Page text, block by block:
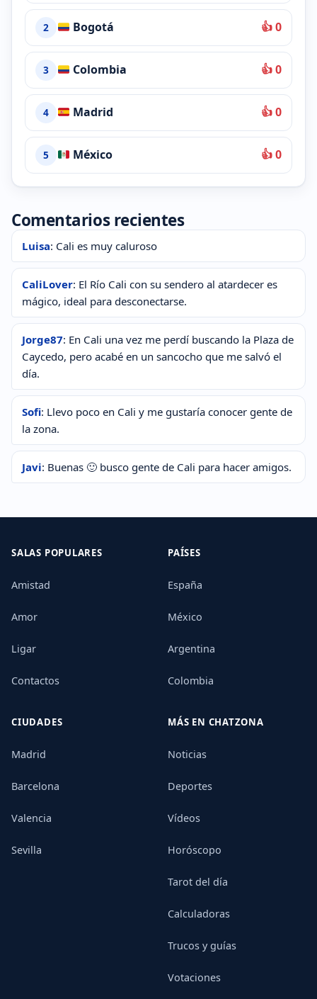
2 Bogotá 👍 0
3 Colombia 👍 0
4 Madrid 👍 0
5 México 👍 0
Comentarios recientes
Luisa: Cali es muy caluroso
CaliLover: El Río Cali con su sendero al atardecer es
mágico, ideal para desconectarse.
Jorge87: En Cali una vez me perdí buscando la Plaza de
Caycedo, pero acabé en un sancocho que me salvó el
día.
Sofi: Llevo poco en Cali y me gustaría conocer gente de
la zona.
Javi: Buenas 🙂 busco gente de Cali para hacer amigos.
SALAS POPULARES
Amistad
Amor
Ligar
Contactos
PAÍSES
España
México
Argentina
Colombia
CIUDADES
Madrid
Barcelona
Valencia
Sevilla
MÁS EN CHATZONA
Noticias
Deportes
Vídeos
Horóscopo
Tarot del día
Calculadoras
Trucos y guías
Votaciones